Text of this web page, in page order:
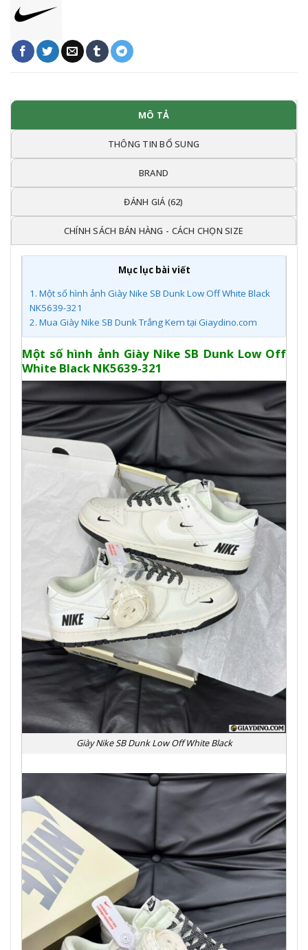
MÔ TẢ
THÔNG TIN BỔ SUNG
BRAND
ĐÁNH GIÁ (62)
CHÍNH SÁCH BÁN HÀNG - CÁCH CHỌN SIZE
Mục lục bài viết
1. Một số hình ảnh Giày Nike SB Dunk Low Off White Black
NK5639-321
2. Mua Giày Nike SB Dunk Trắng Kem tại Giaydino.com
Một số hình ảnh Giày Nike SB Dunk Low Off
White Black NK5639-321
Giày Nike SB Dunk Low Off White Black